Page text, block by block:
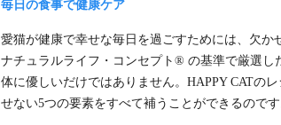
毎日の食事で健康ケア
愛猫が健康で幸せな毎日を過ごすためには、欠か
ナチュラルライフ・コンセプト® の基準で厳選
体に優しいだけではありません。HAPPY CATの
せない5つの要素をすべて補うことができるのです